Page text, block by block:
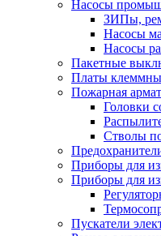
Насосы
ЗИПы,
Насосы
Насосы
Пакетные
Платы
Пожарная
Головки
Стволы
Приборы для
Приборы для
Пускатели